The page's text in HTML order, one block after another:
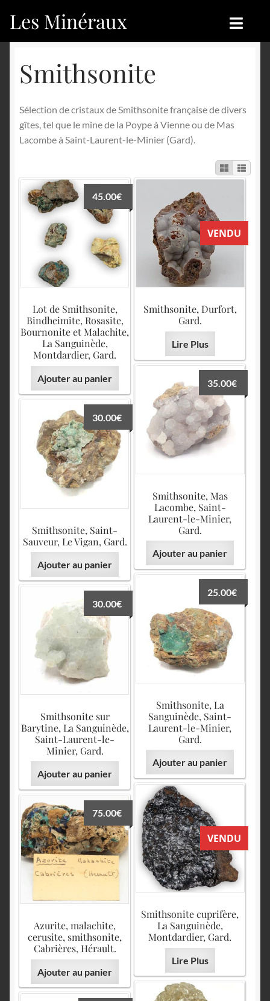
Aller
à
Aller
au
Les Minéraux
Catégories
Nouveautés
Achat
Mon compte
Français
English
Boutique
Nouveautés
Blog
Achat
Contactez-nous
Sites amis
Smithsonite
Sélection de cristaux de Smithsonite française de divers
gîtes, tel que le mine de la Poype à Vienne ou de Mas
Lacombe à Saint-Laurent-le-Minier (Gard).
Lot de Smithsonite,
Bindheimite, Rosasite,
Bournonite et Malachite,
La Sanguinède,
Montdardier, Gard.
45.00€
Ajouter au panier
VENDU
Smithsonite, Durfort,
Gard.
Lire Plus
Smithsonite, Mas
Lacombe, Saint-
Laurent-le-Minier,
Gard.
35.00€
Ajouter au panier
Smithsonite, Saint-
Sauveur, Le Vigan, Gard.
30.00€
Ajouter au panier
Smithsonite, La
Sanguinède, Saint-
Laurent-le-Minier,
Gard.
25.00€
Ajouter au panier
Smithsonite sur
Barytine, La Sanguinède,
Saint-Laurent-le-
Minier, Gard.
30.00€
Ajouter au panier
VENDU
Smithsonite cuprifère,
La Sanguinède,
Montdardier, Gard.
Lire Plus
Azurite, malachite,
cerusite, smithsonite,
Cabrières, Hérault.
75.00€
Ajouter au panier